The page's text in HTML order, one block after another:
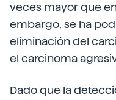
veces mayor que
embargo, se ha
eliminación del
el carcinoma
Dado que la